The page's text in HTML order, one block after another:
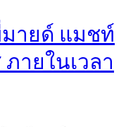
ายด์ แมชท์
ายในเวลา